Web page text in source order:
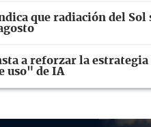
que radiación del
a reforzar la
uso" de IA